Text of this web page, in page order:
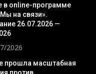
в online-программе
на связи».
26.07.2026 —
2026
прошла масштабная
против